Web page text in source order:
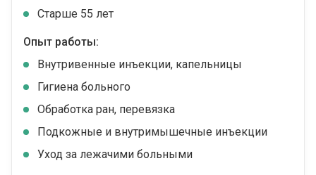
Cтарше 55 лет
Опыт работы:
Внутривенные инъекции, капельницы
Гигиена больного
Обработка ран, перевязка
Подкожные и внутримышечные инъекции
Уход за лежачими больными